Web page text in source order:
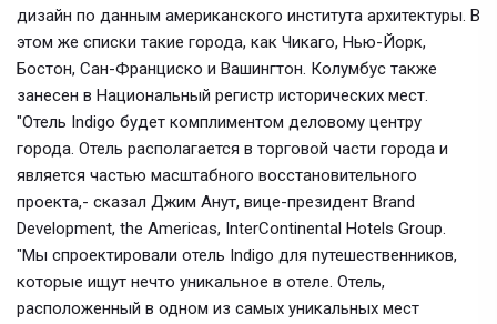
дизайн по данным американского института архитектуры. В
этом же списки такие города, как Чикаго, Нью-Йорк,
Бостон, Сан-Франциско и Вашингтон. Колумбус также
занесен в Национальный регистр исторических мест.
"Отель Indigo будет комплиментом деловому центру
города. Отель располагается в торговой части города и
является частью масштабного восстановительного
проекта,- сказал Джим Анут, вице-президент Brand
Development, the Americas, InterContinental Hotels Group.
"Мы спроектировали отель Indigo для путешественников,
которые ищут нечто уникальное в отеле. Отель,
расположенный в одном из самых уникальных мест